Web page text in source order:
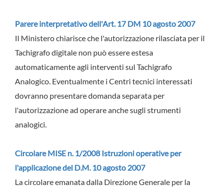
Parere interpretativo dell'Art. 17 DM 10 agosto 2007
Il Ministero chiarisce che l'autorizzazione rilasciata per il
Tachigrafo digitale non può essere estesa
automaticamente agli interventi sul Tachigrafo
Analogico. Eventualmente i Centri tecnici interessati
dovranno presentare domanda separata per
l'autorizzazione ad operare anche sugli strumenti
analogici.
Circolare MISE n. 1/2008 Istruzioni operative per
l'applicazione del D.M. 10 agosto 2007
La circolare emanata dalla Direzione Generale per la